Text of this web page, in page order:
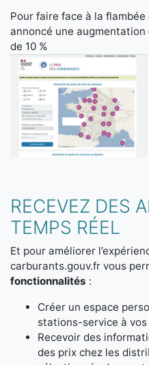
Pour faire face à la
annoncé une augmentation
de 10 %
RECEVEZ DES
TEMPS RÉEL
Et pour améliorer
carburants.gouv.fr vous
fonctionnalités :
Créer un espace
stations-service à vos
Recevoir des
des prix chez les